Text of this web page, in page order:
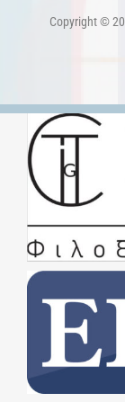
Copyright ©